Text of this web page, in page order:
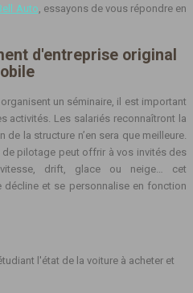
Auto , essayons de vous répondre en
d'entreprise original
un séminaire, il est important
activités. Les salariés reconnaîtront la
la structure n’en sera que meilleure.
de pilotage peut offrir à vos invités des
vitesse, drift, glace ou neige… cet
décline et se personnalise en fonction
l'état de la voiture à acheter et